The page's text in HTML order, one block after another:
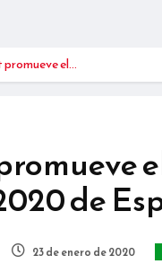
el…
de
23 de enero de 2020